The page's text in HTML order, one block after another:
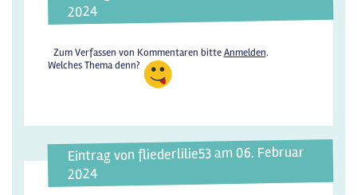
2024
Zum Verfassen von Kommentaren bitteAnmelden.
Welches Thema denn?
Eintrag von fliederlilie53 am 06. Februar
2024